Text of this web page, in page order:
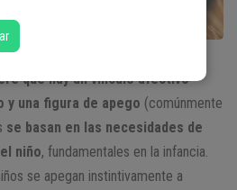
que hay un vínculo afectivo
y una figura de apego (comúnmente
se basan en las necesidades de
niño, fundamentales en la infancia.
se apegan instintivamente a